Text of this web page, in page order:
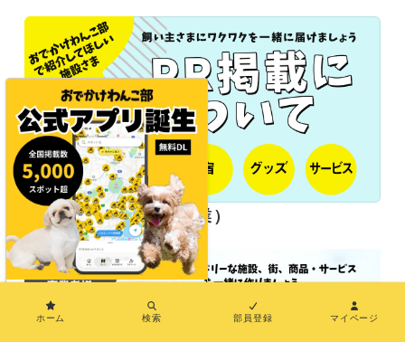
長期パートナー（協業）
ホーム 検索 部員登録 マイページ